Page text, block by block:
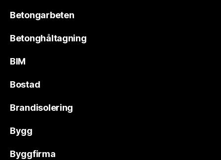
Betongarbeten
Betonghåltagning
BIM
Bostad
Brandisolering
Bygg
Byggfirma